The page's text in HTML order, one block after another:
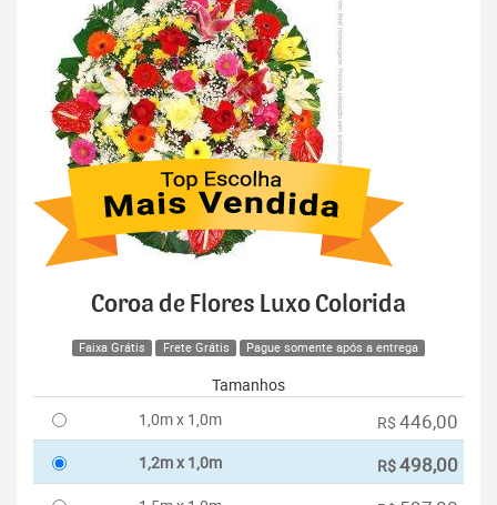
Coroa de Flores Luxo Colorida
Faixa Grátis Frete Grátis Pague somente após a entrega
Tamanhos
1,0m x 1,0m
R$ 446,00
1,2m x 1,0m R$498,00